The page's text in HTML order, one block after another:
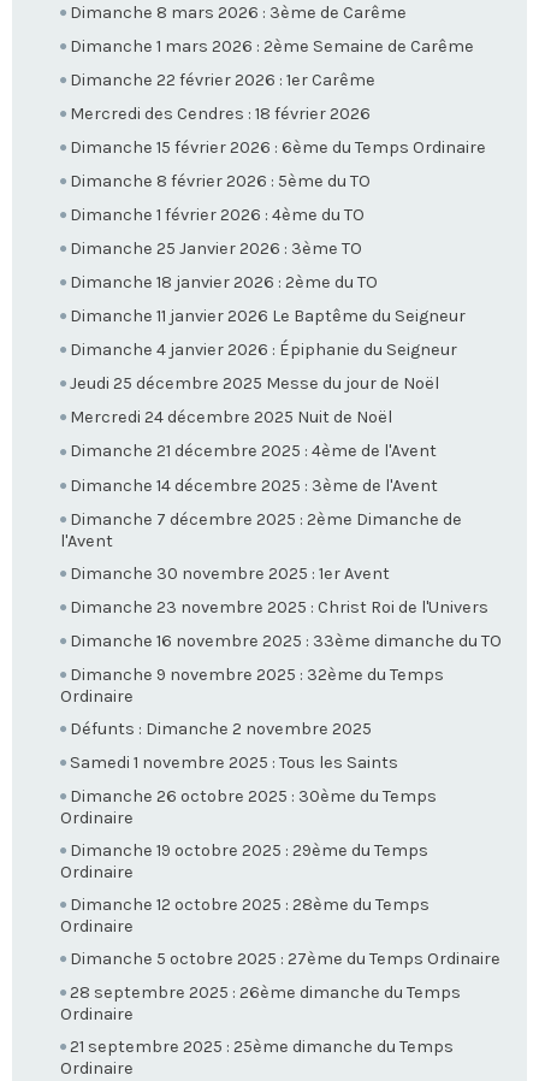
Dimanche 8 mars 2026 : 3ème de Carême
Dimanche 1 mars 2026 : 2ème Semaine de Carême
Dimanche 22 février 2026 : 1er Carême
Mercredi des Cendres : 18 février 2026
Dimanche 15 février 2026 : 6ème du Temps Ordinaire
Dimanche 8 février 2026 : 5ème du TO
Dimanche 1 février 2026 : 4ème du TO
Dimanche 25 Janvier 2026 : 3ème TO
Dimanche 18 janvier 2026 : 2ème du TO
Dimanche 11 janvier 2026 Le Baptême du Seigneur
Dimanche 4 janvier 2026 : Épiphanie du Seigneur
Jeudi 25 décembre 2025 Messe du jour de Noël
Mercredi 24 décembre 2025 Nuit de Noël
Dimanche 21 décembre 2025 : 4ème de l'Avent
Dimanche 14 décembre 2025 : 3ème de l'Avent
Dimanche 7 décembre 2025 : 2ème Dimanche de
l'Avent
Dimanche 30 novembre 2025 : 1er Avent
Dimanche 23 novembre 2025 : Christ Roi de l'Univers
Dimanche 16 novembre 2025 : 33ème dimanche du TO
Dimanche 9 novembre 2025 : 32ème du Temps
Ordinaire
Défunts : Dimanche 2 novembre 2025
Samedi 1 novembre 2025 : Tous les Saints
Dimanche 26 octobre 2025 : 30ème du Temps
Ordinaire
Dimanche 19 octobre 2025 : 29ème du Temps
Ordinaire
Dimanche 12 octobre 2025 : 28ème du Temps
Ordinaire
Dimanche 5 octobre 2025 : 27ème du Temps Ordinaire
28 septembre 2025 : 26ème dimanche du Temps
Ordinaire
21 septembre 2025 : 25ème dimanche du Temps
Ordinaire